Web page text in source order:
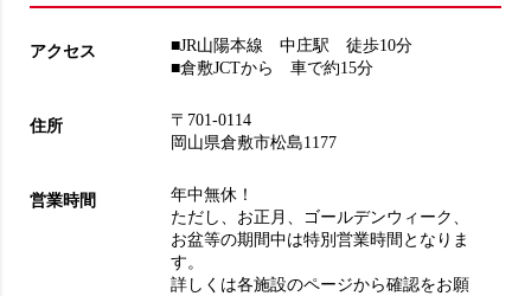
アクセス
■JR山陽本線 中庄駅 徒歩10分
■倉敷JCTから 車で約15分
住所
〒701-0114
岡山県倉敷市松島1177
営業時間
年中無休！
ただし、お正月、ゴールデンウィーク、
お盆等の期間中は特別営業時間となりま
す。
詳しくは各施設のページから確認をお願